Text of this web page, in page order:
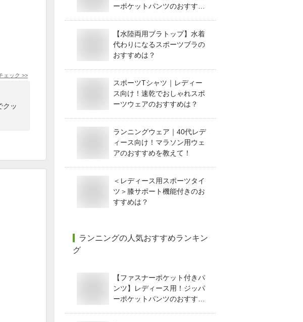
ェック >>
クッ
ーポケットパンツのおすすめ
【水陸両用ブラトップ】水着
代わりになるスポーツブラの
おすすめは？
スポーツTシャツ｜レディー
ス向け！速乾でおしゃれスポ
ーツウェアのおすすめは？
ランニングウェア｜40代レデ
ィース向け！マラソン用ウェ
アのおすすめを教えて！
＜レディース用スポーツタイ
ツ＞膝サポート機能付きのお
すすめは？
ランニングの人気おすすめランキン
グ
【ファスナーポケット付きパ
ンツ】レディース用！ジッパ
ーポケットパンツのおすすめ